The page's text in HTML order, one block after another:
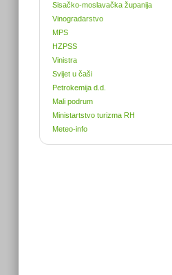
Sisačko-moslavačka županija
Vinogradarstvo
MPS
HZPSS
Vinistra
Svijet u čaši
Petrokemija d.d.
Mali podrum
Ministartstvo turizma RH
Meteo-info